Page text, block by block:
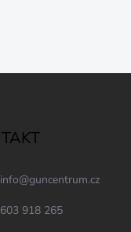
info@guncentrum.cz
603 918 265